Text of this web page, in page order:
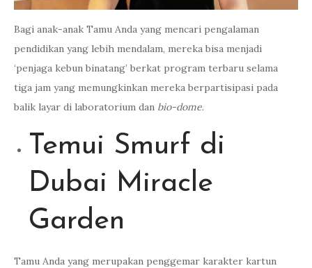
Bagi anak-anak Tamu Anda yang mencari pengalaman
pendidikan yang lebih mendalam, mereka bisa menjadi
‘penjaga kebun binatang’ berkat program terbaru selama
tiga jam yang memungkinkan mereka berpartisipasi pada
balik layar di laboratorium dan bio-dome.
Temui Smurf di
Dubai Miracle
Garden
Tamu Anda yang merupakan penggemar karakter kartun